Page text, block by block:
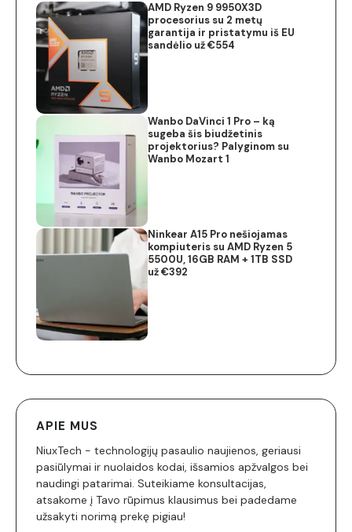
AMD Ryzen 9 9950X3D
procesorius su 2 metų
garantija ir pristatymu iš EU
sandėlio už €554
Wanbo DaVinci 1 Pro – ką
sugeba šis biudžetinis
projektorius? Palyginom su
Wanbo Mozart 1
Ninkear A15 Pro nešiojamas
kompiuteris su AMD Ryzen 5
5500U, 16GB RAM + 1TB SSD
už €392
APIE MUS
NiuxTech - technologijų pasaulio naujienos, geriausi
pasiūlymai ir nuolaidos kodai, išsamios apžvalgos bei
naudingi patarimai. Suteikiame konsultacijas,
atsakome į Tavo rūpimus klausimus bei padedame
užsakyti norimą prekę pigiau!